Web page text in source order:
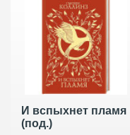
И вспыхнет пламя
(под.)